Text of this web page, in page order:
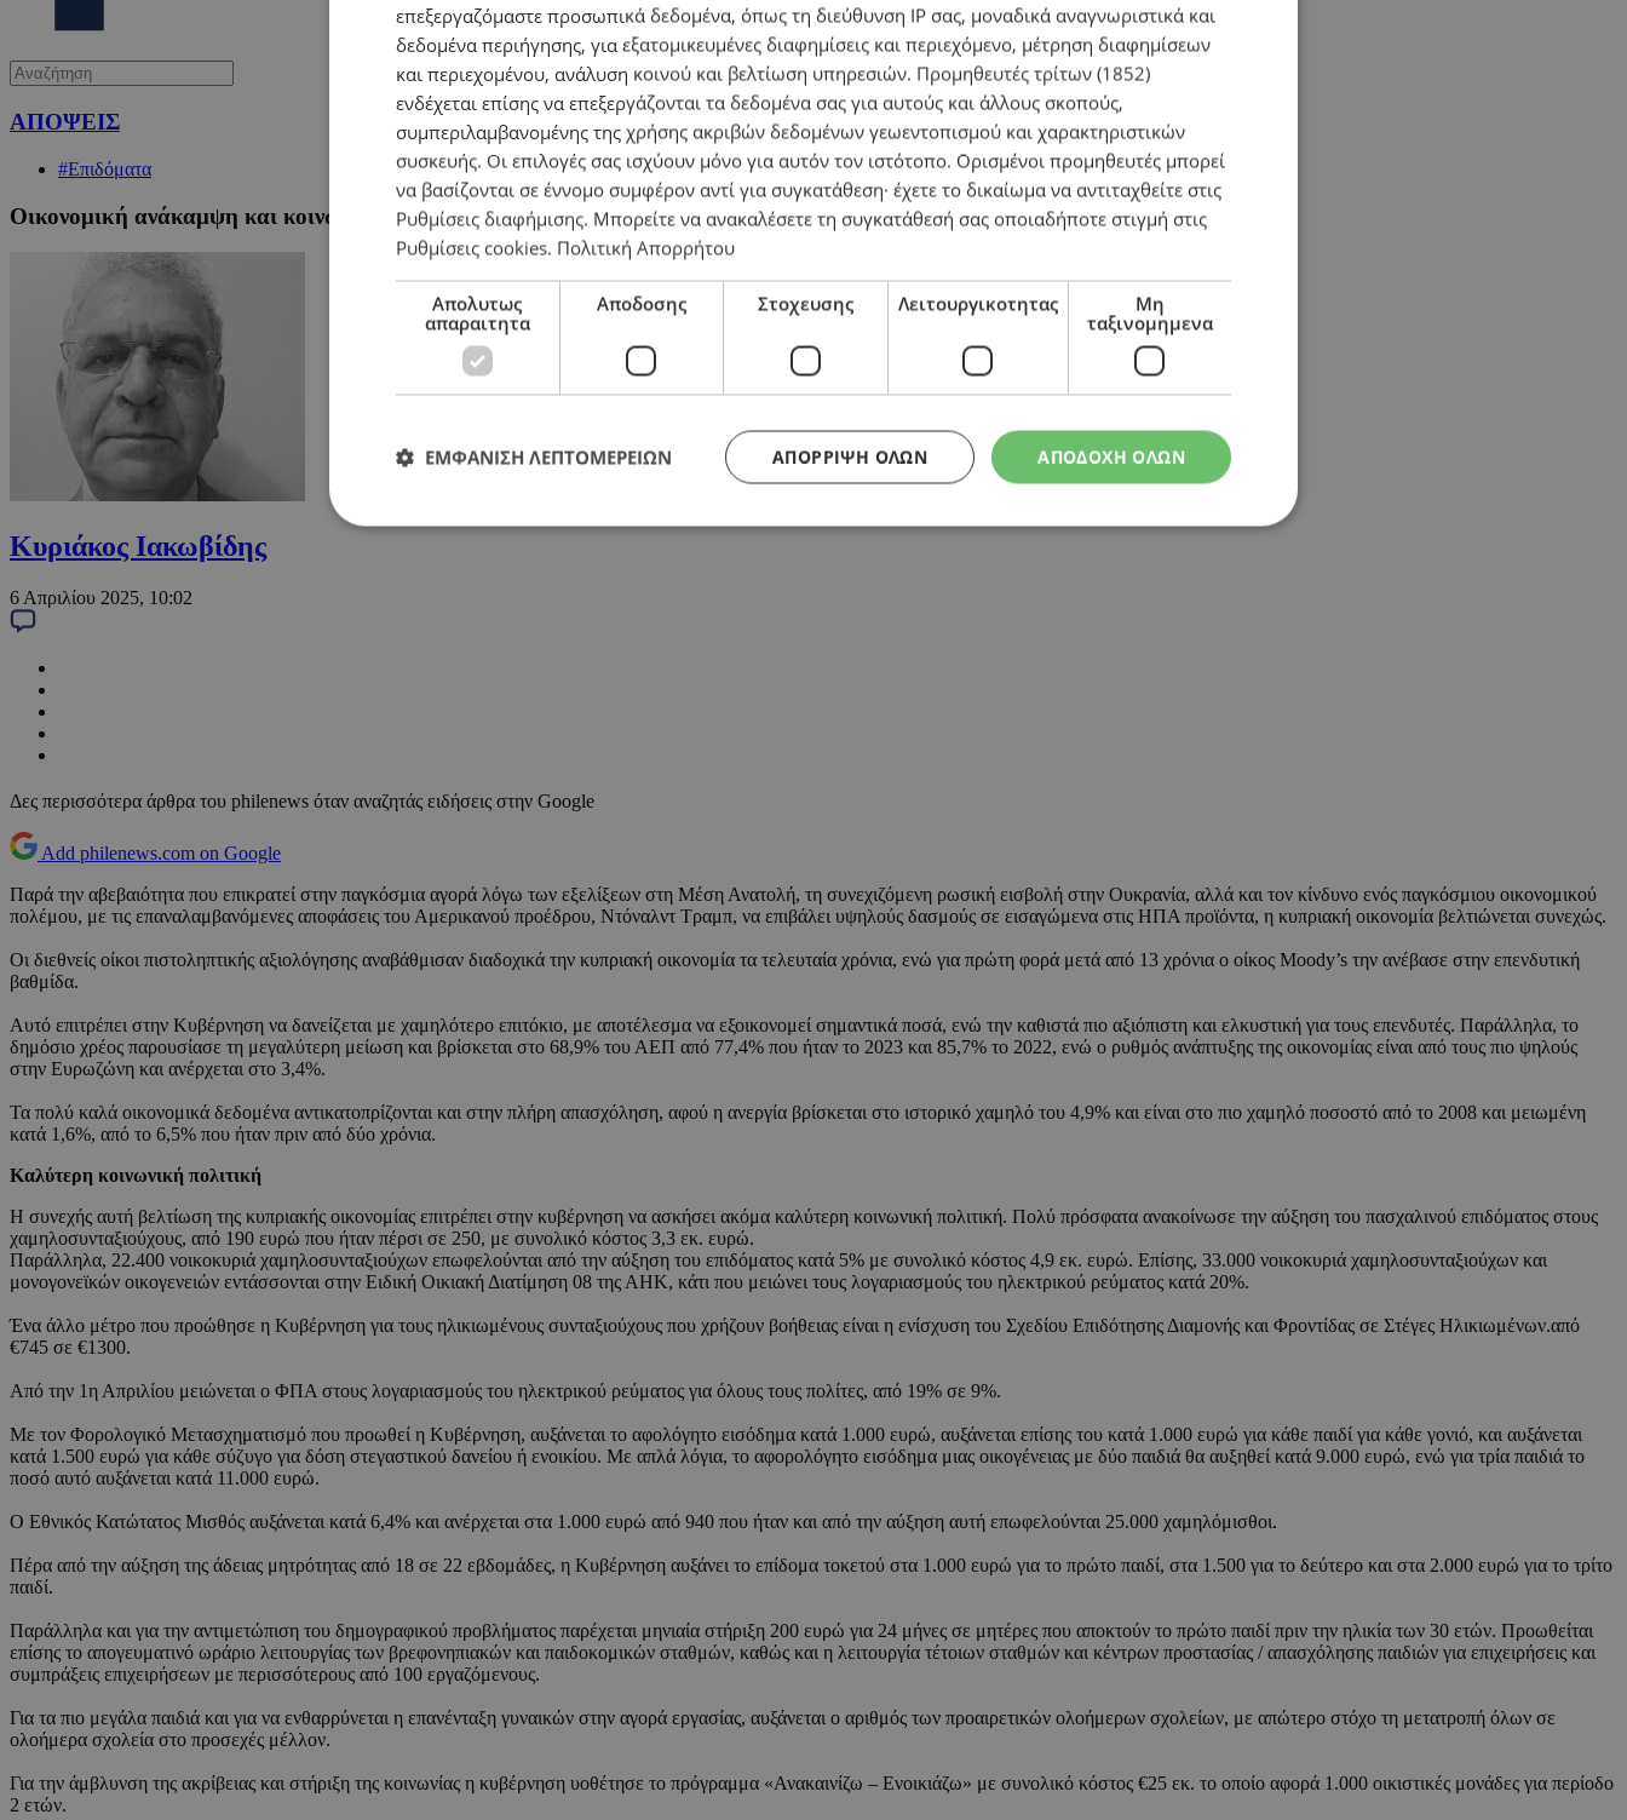
ΑΠΟΨΕΙΣ
#Επιδόματα
Οικονομική ανάκαμψη και κοινωνική πολιτική
Κυριάκος Ιακωβίδης
6 Απριλίου 2025, 10:02
Δες περισσότερα άρθρα του philenews όταν αναζητάς ειδήσεις στην Google
Add philenews.com on Google
Παρά την αβεβαιότητα που επικρατεί στην παγκόσμια αγορά λόγω των εξελίξεων στη Μέση Ανατολή, τη συνεχιζόμενη ρωσική εισβολή στην Ουκρανία, αλλά και τον κίνδυνο ενός παγκόσμιου οικονομικού
πολέμου, με τις επαναλαμβανόμενες αποφάσεις του Αμερικανού προέδρου, Ντόναλντ Τραμπ, να επιβάλει υψηλούς δασμούς σε εισαγώμενα στις ΗΠΑ προϊόντα, η κυπριακή οικονομία βελτιώνεται συνεχώς.
Οι διεθνείς οίκοι πιστοληπτικής αξιολόγησης αναβάθμισαν διαδοχικά την κυπριακή οικονομία τα τελευταία χρόνια, ενώ για πρώτη φορά μετά από 13 χρόνια ο οίκος Moody’s την ανέβασε στην επενδυτική
βαθμίδα.
Αυτό επιτρέπει στην Κυβέρνηση να δανείζεται με χαμηλότερο επιτόκιο, με αποτέλεσμα να εξοικονομεί σημαντικά ποσά, ενώ την καθιστά πιο αξιόπιστη και ελκυστική για τους επενδυτές. Παράλληλα, το
δημόσιο χρέος παρουσίασε τη μεγαλύτερη μείωση και βρίσκεται στο 68,9% του ΑΕΠ από 77,4% που ήταν το 2023 και 85,7% το 2022, ενώ ο ρυθμός ανάπτυξης της οικονομίας είναι από τους πιο ψηλούς
στην Ευρωζώνη και ανέρχεται στο 3,4%.
Τα πολύ καλά οικονομικά δεδομένα αντικατοπρίζονται και στην πλήρη απασχόληση, αφού η ανεργία βρίσκεται στο ιστορικό χαμηλό του 4,9% και είναι στο πιο χαμηλό ποσοστό από το 2008 και μειωμένη
κατά 1,6%, από το 6,5% που ήταν πριν από δύο χρόνια.
Καλύτερη κοινωνική πολιτική
Η συνεχής αυτή βελτίωση της κυπριακής οικονομίας επιτρέπει στην κυβέρνηση να ασκήσει ακόμα καλύτερη κοινωνική πολιτική. Πολύ πρόσφατα ανακοίνωσε την αύξηση του πασχαλινού επιδόματος στους
χαμηλοσυνταξιούχους, από 190 ευρώ που ήταν πέρσι σε 250, με συνολικό κόστος 3,3 εκ. ευρώ.
Παράλληλα, 22.400 νοικοκυριά χαμηλοσυνταξιούχων επωφελούνται από την αύξηση του επιδόματος κατά 5% με συνολικό κόστος 4,9 εκ. ευρώ. Επίσης, 33.000 νοικοκυριά χαμηλοσυνταξιούχων και
μονογονεϊκών οικογενειών εντάσσονται στην Ειδική Οικιακή Διατίμηση 08 της ΑΗΚ, κάτι που μειώνει τους λογαριασμούς του ηλεκτρικού ρεύματος κατά 20%.
Ένα άλλο μέτρο που προώθησε η Κυβέρνηση για τους ηλικιωμένους συνταξιούχους που χρήζουν βοήθειας είναι η ενίσχυση του Σχεδίου Επιδότησης Διαμονής και Φροντίδας σε Στέγες Ηλικιωμένων.από
€745 σε €1300.
Από την 1η Απριλίου μειώνεται ο ΦΠΑ στους λογαριασμούς του ηλεκτρικού ρεύματος για όλους τους πολίτες, από 19% σε 9%.
Με τον Φορολογικό Μετασχηματισμό που προωθεί η Κυβέρνηση, αυξάνεται το αφολόγητο εισόδημα κατά 1.000 ευρώ, αυξάνεται επίσης του κατά 1.000 ευρώ για κάθε παιδί για κάθε γονιό, και αυξάνεται
κατά 1.500 ευρώ για κάθε σύζυγο για δόση στεγαστικού δανείου ή ενοικίου. Με απλά λόγια, το αφορολόγητο εισόδημα μιας οικογένειας με δύο παιδιά θα αυξηθεί κατά 9.000 ευρώ, ενώ για τρία παιδιά το
ποσό αυτό αυξάνεται κατά 11.000 ευρώ.
Ο Εθνικός Κατώτατος Μισθός αυξάνεται κατά 6,4% και ανέρχεται στα 1.000 ευρώ από 940 που ήταν και από την αύξηση αυτή επωφελούνται 25.000 χαμηλόμισθοι.
Πέρα από την αύξηση της άδειας μητρότητας από 18 σε 22 εβδομάδες, η Κυβέρνηση αυξάνει το επίδομα τοκετού στα 1.000 ευρώ για το πρώτο παιδί, στα 1.500 για το δεύτερο και στα 2.000 ευρώ για το τρίτο
παιδί.
Παράλληλα και για την αντιμετώπιση του δημογραφικού προβλήματος παρέχεται μηνιαία στήριξη 200 ευρώ για 24 μήνες σε μητέρες που αποκτούν το πρώτο παιδί πριν την ηλικία των 30 ετών. Προωθείται
επίσης το απογευματινό ωράριο λειτουργίας των βρεφονηπιακών και παιδοκομικών σταθμών, καθώς και η λειτουργία τέτοιων σταθμών και κέντρων προστασίας / απασχόλησης παιδιών για επιχειρήσεις και
συμπράξεις επιχειρήσεων με περισσότερους από 100 εργαζόμενους.
Για τα πιο μεγάλα παιδιά και για να ενθαρρύνεται η επανένταξη γυναικών στην αγορά εργασίας, αυξάνεται ο αριθμός των προαιρετικών ολοήμερων σχολείων, με απώτερο στόχο τη μετατροπή όλων σε
ολοήμερα σχολεία στο προσεχές μέλλον.
Για την άμβλυνση της ακρίβειας και στήριξη της κοινωνίας η κυβέρνηση υοθέτησε το πρόγραμμα «Ανακαινίζω – Ενοικιάζω» με συνολικό κόστος €25 εκ. το οποίο αφορά 1.000 οικιστικές μονάδες για περίοδο
2 ετών.
επεξεργαζόμαστε προσωπικά δεδομένα, όπως τη διεύθυνση IP σας, μοναδικά αναγνωριστικά και
δεδομένα περιήγησης, για εξατομικευμένες διαφημίσεις και περιεχόμενο, μέτρηση διαφημίσεων
και περιεχομένου, ανάλυση κοινού και βελτίωση υπηρεσιών. Προμηθευτές τρίτων (1852)
ενδέχεται επίσης να επεξεργάζονται τα δεδομένα σας για αυτούς και άλλους σκοπούς,
συμπεριλαμβανομένης της χρήσης ακριβών δεδομένων γεωεντοπισμού και χαρακτηριστικών
συσκευής. Οι επιλογές σας ισχύουν μόνο για αυτόν τον ιστότοπο. Ορισμένοι προμηθευτές μπορεί
να βασίζονται σε έννομο συμφέρον αντί για συγκατάθεση· έχετε το δικαίωμα να αντιταχθείτε στις
Ρυθμίσεις διαφήμισης. Μπορείτε να ανακαλέσετε τη συγκατάθεσή σας οποιαδήποτε στιγμή στις
Ρυθμίσεις cookies. Πολιτική Απορρήτου
Απολυτως
απαραιτητα
Αποδοσης Στοχευσης Λειτουργικοτητας
Μη
ταξινομημενα
ΑΠΟΔΟΧΗ ΟΛΩΝ
ΑΠΌΡΡΙΨΗ ΌΛΩΝ
ΕΜΦΑΝΙΣΗ ΛΕΠΤΟΜΕΡΕΙΩΝ